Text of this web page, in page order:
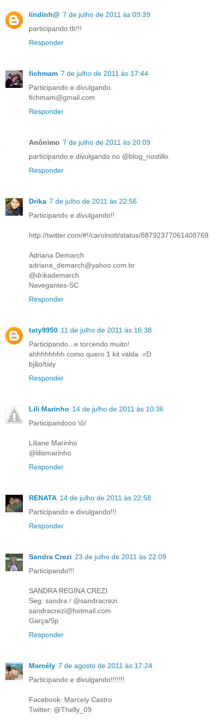
lindinh@ 7 de julho de 2011 às 09:39
participando tb!!!
Responder
fichmam 7 de julho de 2011 às 17:44
Participando e divulgando.
fichmam@gmail.com
Responder
Anônimo 7 de julho de 2011 às 20:09
participando e divulgando no @blog_nostillo.
Responder
Drika 7 de julho de 2011 às 22:56
Participando e divulgando!!
http://twitter.com/#!/carolnott/status/88792377061408769
Adriana Demarch
adriana_demarch@yahoo.com.br
@drikademarch
Navegantes-SC
Responder
taty9950 11 de julho de 2011 às 16:38
Participando...e torcendo muito!
ahhhhhhhh como quero 1 kit valda. =D
bjão/taty
Responder
Lili Marinho 14 de julho de 2011 às 10:36
Participandooo \ô/
Liliane Marinho
@lilismarinho
Responder
RENATA 14 de julho de 2011 às 22:58
Participando e divulgando!!!
Responder
Sandra Crezi 23 de julho de 2011 às 22:09
Participando!!!
SANDRA REGINA CREZI
Seg: sandra / @sandracrezi
sandracrezi@hotmail.com
Garça/Sp
Responder
Marcély 7 de agosto de 2011 às 17:24
Participando e divulgando!!!!!!!
Facebook: Marcely Castro
Twitter: @Thelly_09